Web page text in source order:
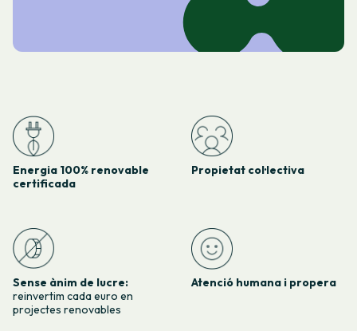
Energia 100% renovable
certificada
Propietat col·lectiva
Sense ànim de lucre:
reinvertim cada euro en
projectes renovables
Atenció humana i propera